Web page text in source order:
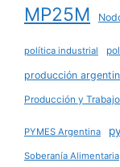
MP25M
política industrial
producción
Producción y Trabajo
PYMES Argentina
Soberanía Alimentaria